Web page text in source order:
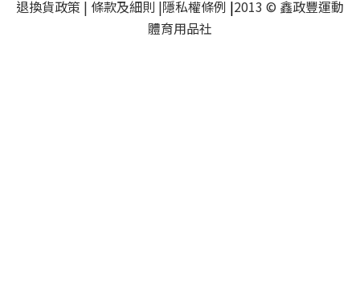
退換貨政策 | 條款及細則 |隱私權條例 |2013 © 鑫政豐運動
體育用品社